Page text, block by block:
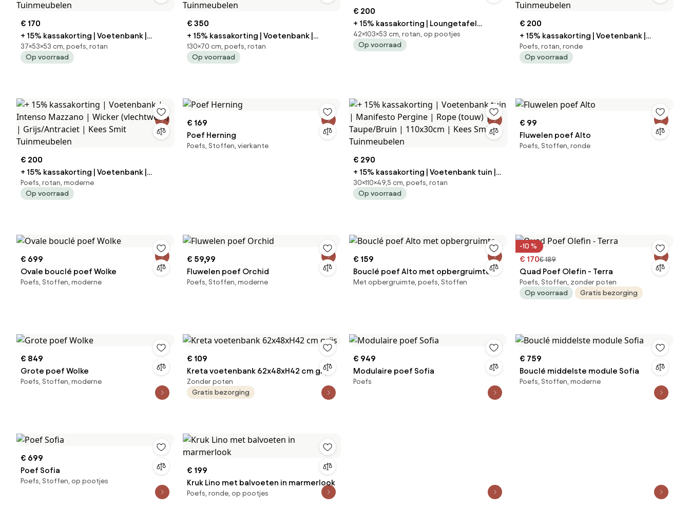
€ 170
+ 15% kassakorting | Voetenbank |
Intenso Milano | Wicker (vlechtwerk) |
Grijs/Antraciet | 53x53cm | Kees Smit
37×53×53 cm, poefs, rotan
Op voorraad
€ 350
+ 15% kassakorting | Voetenbank |
Intenso Venetië | Wicker (vlechtwerk) |
Taupe/Bruin | 130x70cm | Kees Smit
130×70 cm, poefs, rotan
Op voorraad
€ 200
+ 15% kassakorting | Loungetafel
Intenso | Rechthoekig | Tuintafel Glas |
103x53cm | Kees Smit Tuinmeubelen
42×103×53 cm, rotan, op pootjes
Op voorraad
€ 200
+ 15% kassakorting | Voetenbank |
Intenso Mazzano | Wicker (vlechtwerk)
| Taupe/Bruin | Kees Smit Tuinmeubelen
Poefs, rotan, ronde
Op voorraad
€ 200
+ 15% kassakorting | Voetenbank |
Intenso Mazzano | Wicker (vlechtwerk)
| Grijs/Antraciet | Kees Smit
Poefs, rotan, moderne
Op voorraad
€ 169
Poef Herning
Poefs, Stoffen, vierkante
€ 290
+ 15% kassakorting | Voetenbank tuin |
Manifesto Pergine | Rope (touw) |
Taupe/Bruin | 110x30cm | Kees Smit
30×110×49,5 cm, poefs, rotan
Op voorraad
€ 99
Fluwelen poef Alto
Poefs, Stoffen, ronde
€ 699
Ovale bouclé poef Wolke
Poefs, Stoffen, moderne
€ 59,99
Fluwelen poef Orchid
Poefs, Stoffen, moderne
€ 159
Bouclé poef Alto met opbergruimte
Met opbergruimte, poefs, Stoffen
-10 %
€ 170€ 189
Quad Poef Olefin - Terra
Poefs, Stoffen, zonder poten
Op voorraad
Gratis bezorging
€ 849
Grote poef Wolke
Poefs, Stoffen, moderne
€ 109
Kreta voetenbank 62x48xH42 cm grijs
Zonder poten
Gratis bezorging
€ 949
Modulaire poef Sofia
Poefs
€ 759
Bouclé middelste module Sofia
Poefs, Stoffen, moderne
€ 699
Poef Sofia
Poefs, Stoffen, op pootjes
€ 199
Kruk Lino met balvoeten in marmerlook
Poefs, ronde, op pootjes